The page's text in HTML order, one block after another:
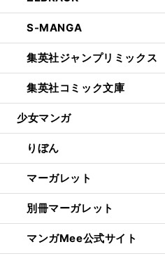
S-MANGA
集英社ジャンプリミックス
集英社コミック文庫
少女マンガ
りぼん
マーガレット
別冊マーガレット
マンガMee公式サイト